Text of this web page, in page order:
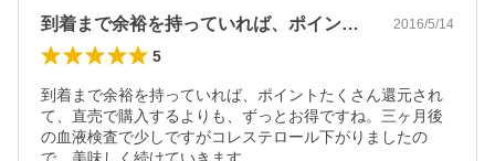
到着まで余裕を持っていれば、ポイントた… 2016/5/14
5
到着まで余裕を持っていれば、ポイントたくさん還元され
て、直売で購入するよりも、ずっとお得ですね。三ヶ月後
の血液検査で少しですがコレステロール下がりましたの